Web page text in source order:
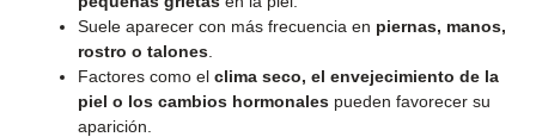
Suele aparecer con más frecuencia en piernas, manos,
rostro o talones
Factores como el clima seco, el envejecimiento de la
piel o los cambios hormonales pueden favorecer su
aparición.